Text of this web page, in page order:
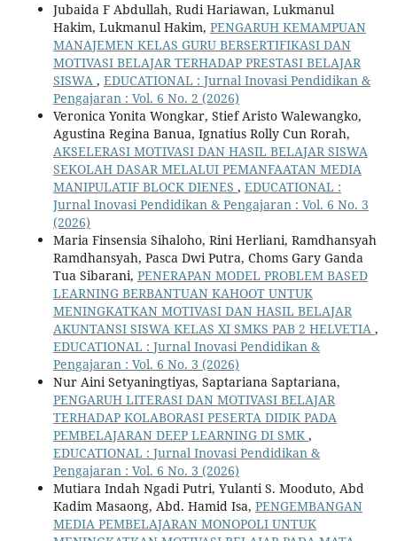
Jubaida F Abdullah, Rudi Hariawan, Lukmanul
Hakim, Lukmanul Hakim, PENGARUH KEMAMPUAN
MANAJEMEN KELAS GURU BERSERTIFIKASI DAN
MOTIVASI BELAJAR TERHADAP PRESTASI BELAJAR
SISWA , EDUCATIONAL : Jurnal Inovasi Pendidikan &
Pengajaran : Vol. 6 No. 2 (2026)
Veronica Yonita Wongkar, Stief Aristo Walewangko,
Agustina Regina Banua, Ignatius Rolly Cun Rorah,
AKSELERASI MOTIVASI DAN HASIL BELAJAR SISWA
SEKOLAH DASAR MELALUI PEMANFAATAN MEDIA
MANIPULATIF BLOCK DIENES , EDUCATIONAL :
Jurnal Inovasi Pendidikan & Pengajaran : Vol. 6 No. 3
(2026)
Maria Finsensia Sihaloho, Rini Herliani, Ramdhansyah
Ramdhansyah, Pasca Dwi Putra, Choms Gary Ganda
Tua Sibarani, PENERAPAN MODEL PROBLEM BASED
LEARNING BERBANTUAN KAHOOT UNTUK
MENINGKATKAN MOTIVASI DAN HASIL BELAJAR
AKUNTANSI SISWA KELAS XI SMKS PAB 2 HELVETIA ,
EDUCATIONAL : Jurnal Inovasi Pendidikan &
Pengajaran : Vol. 6 No. 3 (2026)
Nur Aini Setyaningtiyas, Saptariana Saptariana,
PENGARUH LITERASI DAN MOTIVASI BELAJAR
TERHADAP KOLABORASI PESERTA DIDIK PADA
PEMBELAJARAN DEEP LEARNING DI SMK ,
EDUCATIONAL : Jurnal Inovasi Pendidikan &
Pengajaran : Vol. 6 No. 3 (2026)
Mutiara Indah Ngadi Putri, Yulanti S. Mooduto, Abd
Kadim Masaong, Abd. Hamid Isa, PENGEMBANGAN
MEDIA PEMBELAJARAN MONOPOLI UNTUK